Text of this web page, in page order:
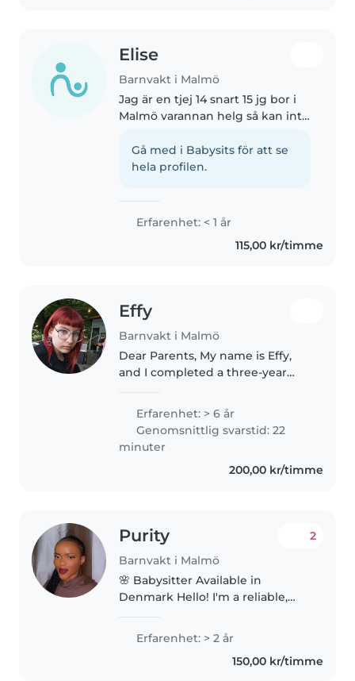
Elise
Barnvakt i Malmö
Jag är en tjej 14 snart 15 jg bor i
Malmö varannan helg så kan inte
intresse. Jag gillar att pyssla och
vara ute. Jag har själv fem syskon
Gå med i Babysits för att se
hela profilen.
Erfarenhet: < 1 år
115,00 kr/timme
Effy
Barnvakt i Malmö
Dear Parents, My name is Effy,
and I completed a three-year
training program as a childcare
worker. Before that, I completed
a year-and-a-half internship..
Erfarenhet: > 6 år
Genomsnittlig svarstid: 22
minuter
200,00 kr/timme
Purity
Barnvakt i Malmö
2
🌸 Babysitter Available in
Denmark Hello! I'm a reliable,
babysitter currently in Denmark,
with 2 years of experience caring
for children of all ages. I focus..
Erfarenhet: > 2 år
150,00 kr/timme